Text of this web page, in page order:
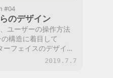
#04
のデザイン
ユーザーの操作方法
構造に着目して
フェイスのデザイン
るResponder Chainの
2019.7.7